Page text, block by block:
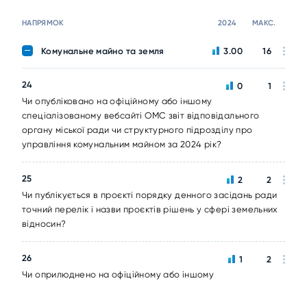
НАПРЯМОК 2024 МАКС.
Комунальне майно та земля 3.00 16
24
Чи опубліковано на офіційному або іншому
спеціалізованому вебсайті ОМС звіт відповідального
органу міської ради чи структурного підрозділу про
управління комунальним майном за 2024 рік?
0 1
25
Чи публікується в проєкті порядку денного засідань ради
точний перелік і назви проєктів рішень у сфері земельних
відносин?
2 2
26
Чи оприлюднено на офіційному або іншому
1 2